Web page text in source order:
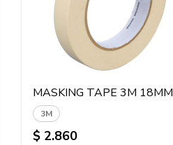
MASKING TAPE 3M 18MM
3M
$ 2.860